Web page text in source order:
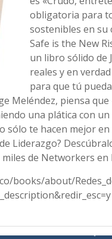
obligatoria para
sostenibles en su
Safe is the New
un libro sólido de
reales y en
para que tú
Meléndez, piensa
una plática con
te hacen mejor
Liderazgo?
de Networkers en
books/about/